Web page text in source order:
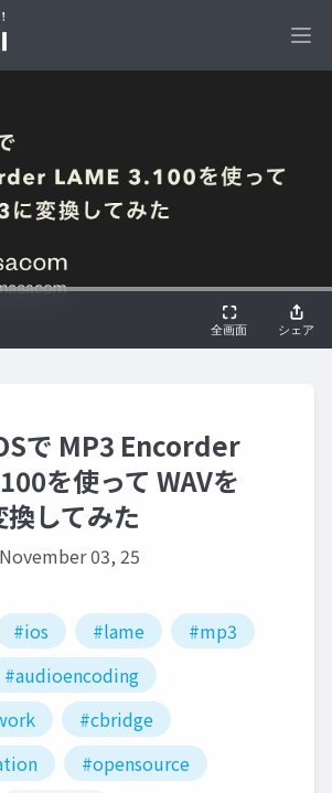
で MP3 Encorder
を使って WAVを
してみた
November 03, 25
#ios #lame
#mp3
#audioencoding
#cbridge
#opensource